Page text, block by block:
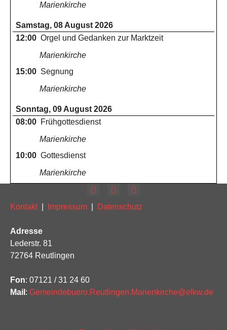
Marienkirche
Samstag, 08 August 2026
12:00 Orgel und Gedanken zur Marktzeit
Marienkirche
15:00 Segnung
Marienkirche
Sonntag, 09 August 2026
08:00 Frühgottesdienst
Marienkirche
10:00 Gottesdienst
Marienkirche
Kontakt| Impressum Datenschutz
Adresse
Lederstr. 81
72764 Reutlingen
Fon: 07121 / 31 24 60
Mail : Gemeindebuero.Reutlingen.Marienkirche@elkw.de